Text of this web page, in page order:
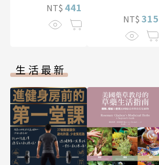
NT$ 441
NT$ 315
生活最新